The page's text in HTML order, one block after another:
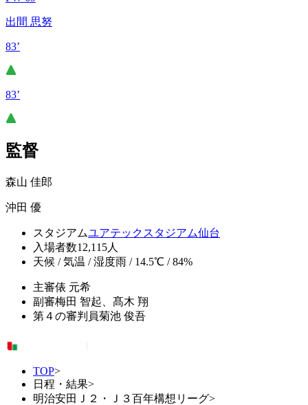
出間 思努
83’
83’
監督
森山 佳郎
沖田 優
スタジアムユアテックスタジアム仙台
入場者数12,115人
天候 / 気温 / 湿度雨 / 14.5℃ / 84%
主審俵 元希
副審梅田 智起、髙木 翔
第４の審判員菊池 俊吾
TOP>
日程・結果>
明治安田Ｊ２・Ｊ３百年構想リーグ>